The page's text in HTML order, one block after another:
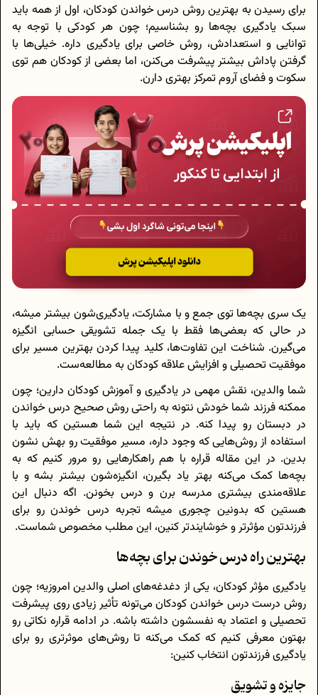
برای رسیدن به بهترین روش درس خواندن کودکان، اول از همه باید
سبک یادگیری بچه‌ها رو بشناسیم؛ چون هر کودکی با توجه به
توانایی و استعدادش، روش خاصی برای یادگیری داره. خیلی‌ها با
گرفتن پاداش بیشتر پیشرفت می‌کنن، اما بعضی از کودکان هم توی
سکوت و فضای آروم تمرکز بهتری دارن.
یک سری بچه‌ها توی جمع و با مشارکت، یادگیری‌شون بیشتر میشه،
در حالی که بعضی‌ها فقط با یک جمله‌ تشویقی حسابی انگیزه
می‌گیرن. شناخت این تفاوت‌ها، کلید پیدا کردن بهترین مسیر برای
موفقیت تحصیلی و افزایش علاقه کودکان به مطالعه‌ست.
شما والدین، نقش مهمی در یادگیری و آموزش کودکان دارین؛ چون
ممکنه فرزند شما خودش نتونه به راحتی روش صحیح درس خواندن
در دبستان رو پیدا کنه. در نتیجه این شما هستین که باید با
استفاده از روش‌هایی که وجود داره، مسیر موفقیت رو بهش نشون
بدین. در این مقاله قراره با هم راهکارهایی رو مرور کنیم که به
بچه‌ها کمک می‌کنه بهتر یاد بگیرن، انگیزه‌شون بیشتر بشه و با
علاقه‌مندی بیشتری مدرسه برن و درس بخونن. اگه دنبال این
هستین که بدونین چجوری میشه تجربه‌ درس خوندن رو برای
فرزندتون مؤثرتر و خوشایندتر کنین، این مطلب مخصوص شماست.
بهترین راه درس خوندن برای بچه‌ها
یادگیری مؤثر کودکان، یکی از دغدغه‌های اصلی والدین امروزیه؛ چون
روش درست درس خواندن کودکان می‌تونه تأثیر زیادی روی پیشرفت
تحصیلی و اعتماد به نفسشون داشته باشه. در ادامه قراره نکاتی رو
بهتون معرفی کنیم که کمک می‌کنه تا روش‌های موثرتری رو برای
یادگیری فرزندتون انتخاب کنین:
جایزه و تشویق